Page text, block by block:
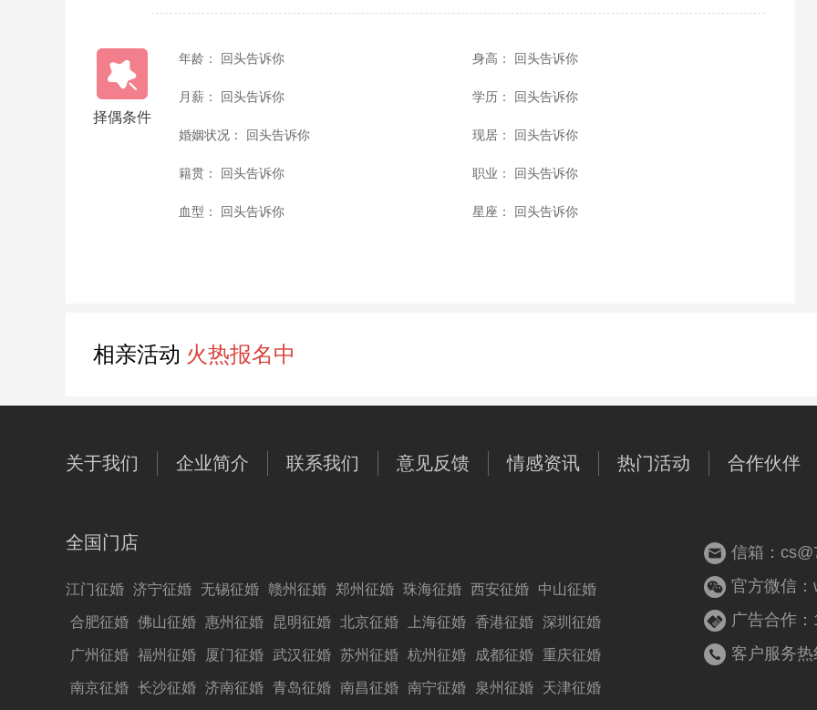
择偶条件
年龄： 回头告诉你 身高： 回头告诉你
月薪： 回头告诉你 学历： 回头告诉你
婚姻状况： 回头告诉你 现居： 回头告诉你
籍贯： 回头告诉你 职业： 回头告诉你
血型： 回头告诉你 星座： 回头告诉你
相亲活动 火热报名中
关于我们 企业简介 联系我们 意见反馈 情感资讯 热门活动 合作伙伴
全国门店
江门征婚 济宁征婚 无锡征婚 赣州征婚 郑州征婚 珠海征婚 西安征婚 中山征婚
合肥征婚 佛山征婚 惠州征婚 昆明征婚 北京征婚 上海征婚 香港征婚 深圳征婚
广州征婚 福州征婚 厦门征婚 武汉征婚 苏州征婚 杭州征婚 成都征婚 重庆征婚
南京征婚 长沙征婚 济南征婚 青岛征婚 南昌征婚 南宁征婚 泉州征婚 天津征婚
信箱：
官方微信
广告合作
客户服务